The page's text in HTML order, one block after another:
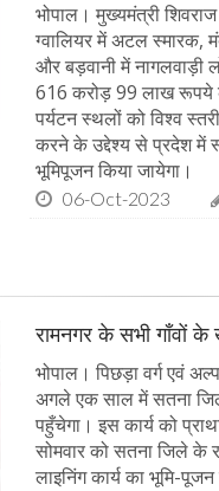
भोपाल। मुख्यमंत्री
ग्वालियर में अटल स्मारक,
और बड़वानी में
616 करोड़ 99 लाख रूपये
पर्यटन स्थलों को विश्व
करने के उद्देश्य से प्रदेश में
भूमिपूजन किया जायेगा।
06-Oct-2023
रामनगर के सभी गाँवों
भोपाल। पिछड़ा वर्ग एवं
अगले एक साल में सतना
पहुँचेगा। इस कार्य को
सोमवार को सतना जिले के
लाइनिंग कार्य का भूमि-